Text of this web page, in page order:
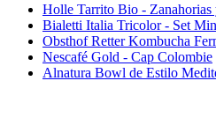
Holle Tarrito Bio - Zanahorias
Bialetti Italia Tricolor - Set
Obsthof Retter Kombucha
Nescafé Gold - Cap Colombie
Alnatura Bowl de Estilo